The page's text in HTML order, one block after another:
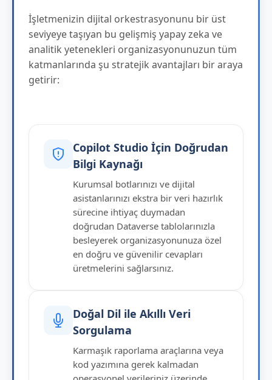
İşletmenizin dijital orkestrasyonunu bir üst
seviyeye taşıyan bu gelişmiş yapay zeka ve
analitik yetenekleri organizasyonunuzun tüm
katmanlarında şu stratejik avantajları bir araya
getirir:
Copilot Studio İçin Doğrudan
Bilgi Kaynağı
Kurumsal botlarınızı ve dijital
asistanlarınızı ekstra bir veri hazırlık
sürecine ihtiyaç duymadan
doğrudan Dataverse tablolarınızla
besleyerek organizasyonunuza özel
en doğru ve güvenilir cevapları
üretmelerini sağlarsınız.
Doğal Dil ile Akıllı Veri
Sorgulama
Karmaşık raporlama araçlarına veya
kod yazımına gerek kalmadan